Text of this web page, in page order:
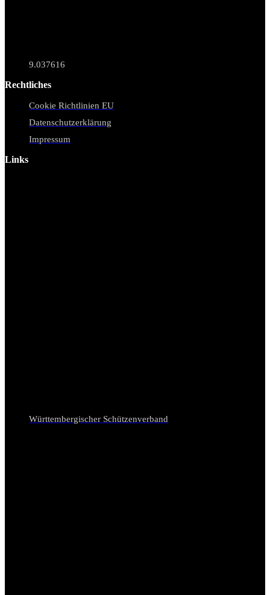
9.037616
Rechtliches
Cookie Richtlinien EU
Datenschutzerklärung
Impressum
Links
Württembergischer Schützenverband